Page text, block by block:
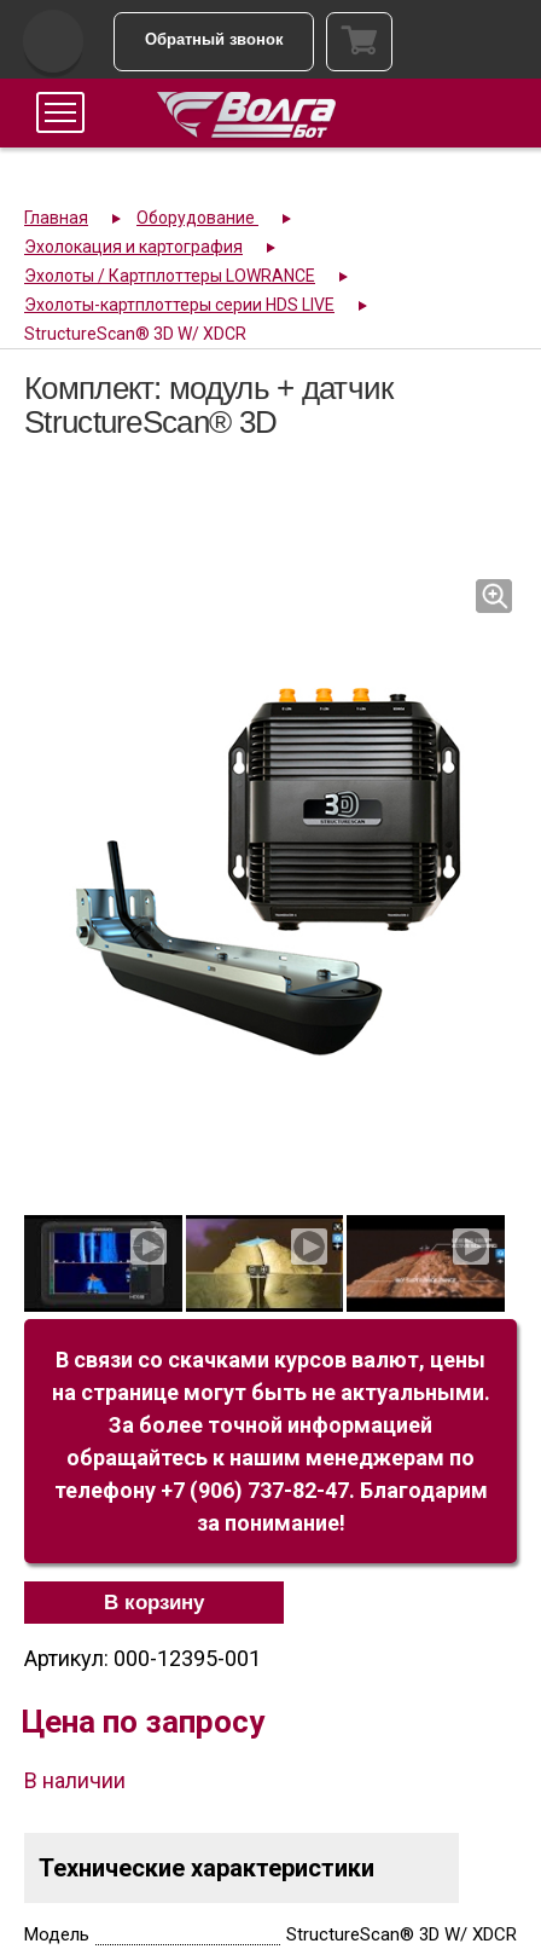
Обратный звонок
Главная
Оборудование
Эхолокация и картография
Эхолоты / Картплоттеры LOWRANCE
Эхолоты-картплоттеры серии HDS LIVE
StructureScan® 3D W/ XDCR
Комплект: модуль + датчик
StructureScan® 3D
В связи со скачками курсов валют, цены
на странице могут быть не актуальными.
За более точной информацией
обращайтесь к нашим менеджерам по
телефону +7 (906) 737-82-47. Благодарим
за понимание!
В корзину
Артикул: 000-12395-001
Цена по запросу
В наличии
Технические характеристики
Модель StructureScan® 3D W/ XDCR